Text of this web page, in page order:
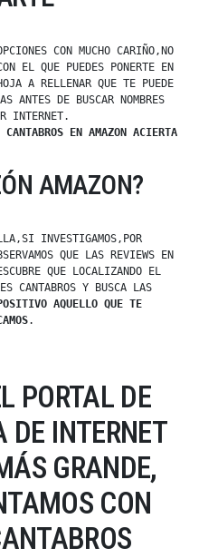
CON MUCHO CARIÑO,NO
EL QUE PUEDES PONERTE EN
A RELLENAR QUE TE PUEDE
ANTES DE BUSCAR NOMBRES
INTERNET.
CANTABROS EN AMAZON ACIERTA
AMAZON?
INVESTIGAMOS,POR
QUE LAS REVIEWS EN
QUE LOCALIZANDO EL
CANTABROS Y BUSCA LAS
AQUELLO QUE TE
.
PORTAL DE
DE INTERNET
GRANDE,
CON